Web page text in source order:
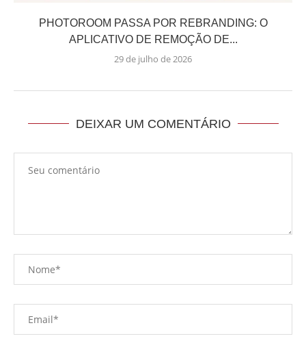
PHOTOROOM PASSA POR REBRANDING: O
APLICATIVO DE REMOÇÃO DE...
29 de julho de 2026
DEIXAR UM COMENTÁRIO